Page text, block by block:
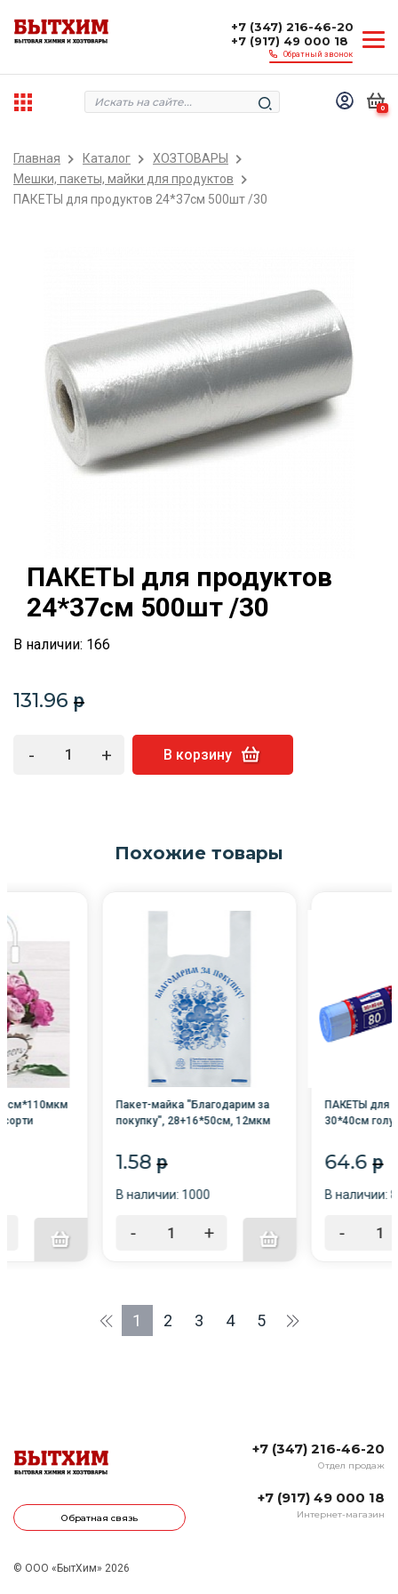
+7 (347) 216-46-20
+7 (917) 49 000 18
Обратный звонок
0
Главная Каталог
ХОЗТОВАРЫ
Мешки, пакеты, майки для продуктов
ПАКЕТЫ для продуктов 24*37см 500шт /30
ПАКЕТЫ для продуктов
24*37см 500шт /30
В наличии: 166
131.96 p
- + В корзину
Похожие товары
Пакет-майка "Благодарим за
покупку", 28+16*50см, 12мкм
1.58 p
В наличии: 1000
- +
ПАКЕТЫ для
30*40см
64.6 p
В наличии:
-
1 2 3 4 5
Обратная связь
+7 (347) 216-46-20
Отдел продаж
+7 (917) 49 000 18
Интернет-магазин
© ООО «БытХим» 2026